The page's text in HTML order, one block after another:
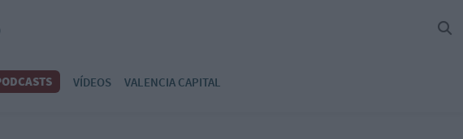
VÍDEOS VALENCIA CAPITAL